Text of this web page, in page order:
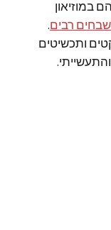
במוזיאון
רבים.
ותכשיטים